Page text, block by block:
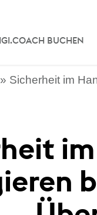
BUCHEN
Sicherheit im